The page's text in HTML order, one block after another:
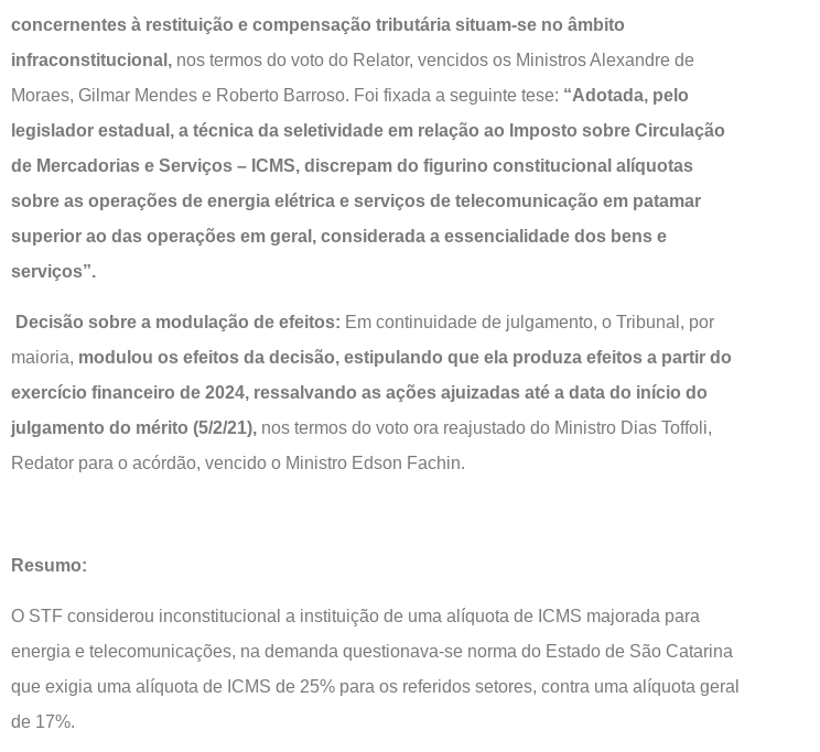
concernentes à restituição e compensação tributária situam-se no âmbito
infraconstitucional, nos termos do voto do Relator, vencidos os Ministros Alexandre de
Moraes, Gilmar Mendes e Roberto Barroso. Foi fixada a seguinte tese: “Adotada, pelo
legislador estadual, a técnica da seletividade em relação ao Imposto sobre Circulação
de Mercadorias e Serviços – ICMS, discrepam do figurino constitucional alíquotas
sobre as operações de energia elétrica e serviços de telecomunicação em patamar
superior ao das operações em geral, considerada a essencialidade dos bens e
serviços”.
Decisão sobre a modulação de efeitos: Em continuidade de julgamento, o Tribunal, por
maioria, modulou os efeitos da decisão, estipulando que ela produza efeitos a partir do
exercício financeiro de 2024, ressalvando as ações ajuizadas até a data do início do
julgamento do mérito (5/2/21), nos termos do voto ora reajustado do Ministro Dias Toffoli,
Redator para o acórdão, vencido o Ministro Edson Fachin.
Resumo:
O STF considerou inconstitucional a instituição de uma alíquota de ICMS majorada para
energia e telecomunicações, na demanda questionava-se norma do Estado de São Catarina
que exigia uma alíquota de ICMS de 25% para os referidos setores, contra uma alíquota geral
de 17%.